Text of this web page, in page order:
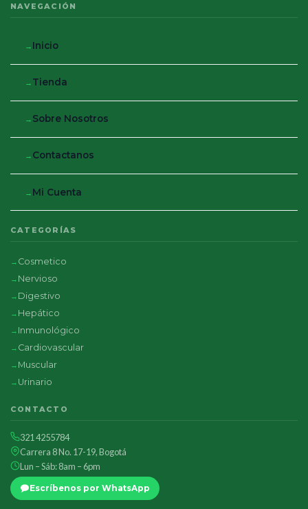
NAVEGACIÓN
Inicio
Tienda
Sobre Nosotros
Contactanos
Mi Cuenta
CATEGORÍAS
Cosmetico
Nervioso
Digestivo
Hepático
Inmunológico
Cardiovascular
Muscular
Urinario
CONTACTO
321 4255784
Carrera 8 No. 17-19, Bogotá
Lun – Sáb: 8am – 6pm
Escríbenos por WhatsApp